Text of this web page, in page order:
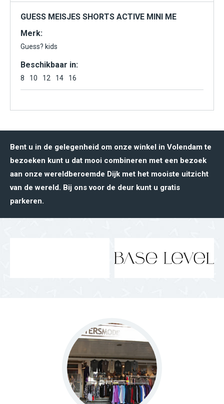
GUESS MEISJES SHORTS ACTIVE MINI ME
Merk:
Guess? kids
Beschikbaar in:
8 10 12 14 16
Bent u in de gelegenheid om onze winkel in Volendam te
bezoeken kunt u dat mooi combineren met een bezoek
aan onze wereldberoemde Dijk met het mooiste uitzicht
van de wereld. Bij ons voor de deur kunt u gratis
parkeren.